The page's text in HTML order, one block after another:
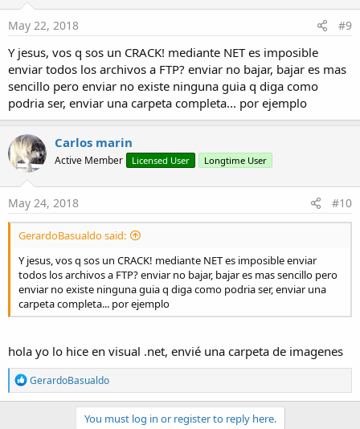
May 22, 2018 #9
Y jesus, vos q sos un CRACK! mediante NET es imposible
enviar todos los archivos a FTP? enviar no bajar, bajar es mas
sencillo pero enviar no existe ninguna guia q diga como
podria ser, enviar una carpeta completa... por ejemplo
Carlos marin
Active Member Licensed User Longtime User
May 24, 2018 #10
GerardoBasualdo said:
Y jesus, vos q sos un CRACK! mediante NET es imposible enviar
todos los archivos a FTP? enviar no bajar, bajar es mas sencillo pero
enviar no existe ninguna guia q diga como podria ser, enviar una
carpeta completa... por ejemplo
hola yo lo hice en visual .net, envié una carpeta de imagenes
R
e
a
GerardoBasualdo
You must log in or register to reply here.